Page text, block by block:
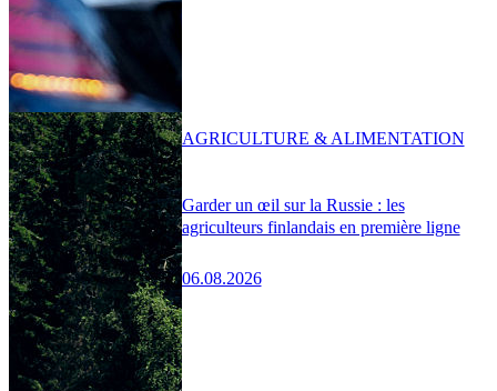
Garder un œil sur la Russie : les
agriculteurs finlandais en première ligne
06.08.2026
AGRICULTURE & ALIMENTATION